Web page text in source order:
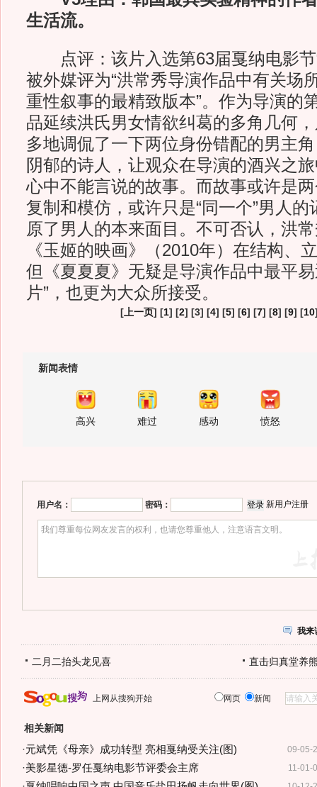
生活流。
点评：该片入选第63届戛纳电影节
被外媒评为“洪常秀导演作品中有关场
重性叙事的最精致版本”。作为导演的
品延续洪氏男女情欲纠葛的多角几何
多地调侃了一下两位身份错配的男主
阴郁的诗人，让观众在导演的酒兴之
心中不能言说的故事。而故事或许是
复制和模仿，或许只是“同一个”男人
原了男人的本来面目。不可否认，洪
《玉姬的映画》（2010年）在结构、
但《夏夏夏》无疑是导演作品中最平
片”，也更为大众所接受。
[ 上一页] [1] [2] [3] [4] [5] [6] [7] [8] [9] [10
新闻表情
高兴 难过 感动 愤怒
用户名： 密码： 新用户注册
我来
二月二抬头龙见喜 直击归真堂养
上网从搜狗开始 网页 新闻
相关新闻
09-05-
·元斌凭《母亲》成功转型 亮相戛纳受关注(图)
11-01-
·美影星德-罗任戛纳电影节评委会主席